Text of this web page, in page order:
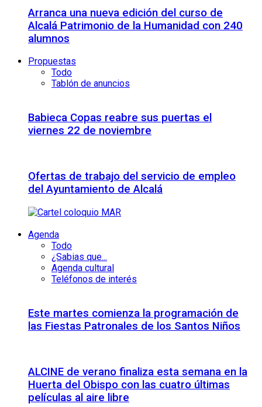
Arranca una nueva edición del curso de
Alcalá Patrimonio de la Humanidad con 240
alumnos
Propuestas
Todo
Tablón de anuncios
Babieca Copas reabre sus puertas el
viernes 22 de noviembre
Ofertas de trabajo del servicio de empleo
del Ayuntamiento de Alcalá
Agenda
Todo
¿Sabias que...
Agenda cultural
Teléfonos de interés
Este martes comienza la programación de
las Fiestas Patronales de los Santos Niños
ALCINE de verano finaliza esta semana en la
Huerta del Obispo con las cuatro últimas
películas al aire libre